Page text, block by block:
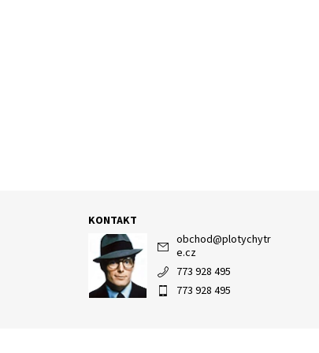
KONTAKT
obchod@plotychytr
e.cz
773 928 495
773 928 495